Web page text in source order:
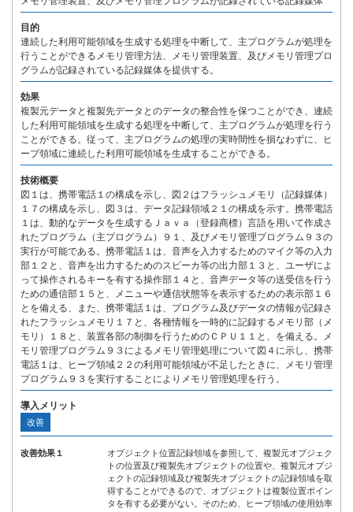
目的
連続した利用可能領域を生成する処理を中断して、主プログラムが処理を
行うことができるメモリ管理方法、メモリ管理装置、及びメモリ管理プロ
グラムが記録されている記録媒体を提供する。
効果
複製元データと複製先データとのデータの整合性を保つことができ、連続
した利用可能領域を生成する処理を中断して、主プログラムが処理を行う
ことができる。従って、主プログラムの処理の実時間性を損なわずに、ヒ
ープ領域に連続した利用可能領域を生成することができる。
技術概要
図１は、携帯電話１の構成を示し、図２はフラッシュメモリ（記録媒体）
１７の構成を示し、図３は、データ記録領域２１の構成を示す。携帯電話
１は、動的なデータを生成するＪａｖａ（登録商標）言語を用いて作成さ
れたプログラム（主プログラム）９１、及びメモリ管理プログラム９３の
実行が可能である。携帯電話１は、音声を入力するためのマイク等の入力
部１２と、音声を出力するためのスピーカ等の出力部１３と、ユーザによ
って操作されるキーを有する操作部１４と、音声データ等の送受信を行う
ための通信部１５と、メニューや通信状態等を表示するための表示部１６
とを備える、また、携帯電話１は、プログラム及びデータの情報が記録さ
れたフラッシュメモリ１７と、各種情報を一時的に記録するメモリ部（メ
モリ）１８と、装置各部の制御を行うためのＣＰＵ１１と、を備える。メ
モリ管理プログラム９３によるメモリ管理処理について図４に示し、携帯
電話１は、ヒープ領域２２の利用可能領域が不足したときに、メモリ管理
プログラム９３を実行することによりメモリ管理処理を行う。
導入メリット
改善
改善効果１
オブジェクト位置記録領域を参照して、複製元オブジェク
トの位置及び複製先オブジェクトの位置や、複製元オブジ
ェクトの記録領域及び複製先オブジェクトの記録領域を取
得することができるので、オブジェクトは複製位置ポイン
タを有する必要がない。そのため、ヒープ領域の使用効率